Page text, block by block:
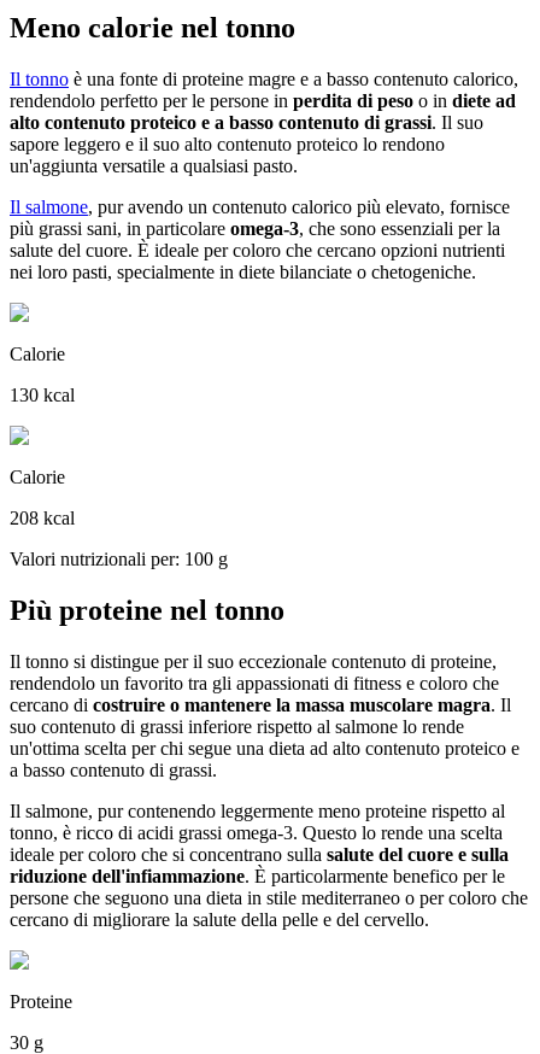
Meno calorie nel tonno
Il tonno è una fonte di proteine magre e a basso contenuto calorico,
rendendolo perfetto per le persone in perdita di peso o in diete ad
alto contenuto proteico e a basso contenuto di grassi. Il suo
sapore leggero e il suo alto contenuto proteico lo rendono
un'aggiunta versatile a qualsiasi pasto.
Il salmone, pur avendo un contenuto calorico più elevato, fornisce
più grassi sani, in particolare omega-3, che sono essenziali per la
salute del cuore. È ideale per coloro che cercano opzioni nutrienti
nei loro pasti, specialmente in diete bilanciate o chetogeniche.
Calorie
130 kcal
Calorie
208 kcal
Valori nutrizionali per: 100 g
Più proteine nel tonno
Il tonno si distingue per il suo eccezionale contenuto di proteine,
rendendolo un favorito tra gli appassionati di fitness e coloro che
cercano di costruire o mantenere la massa muscolare magra. Il
suo contenuto di grassi inferiore rispetto al salmone lo rende
un'ottima scelta per chi segue una dieta ad alto contenuto proteico e
a basso contenuto di grassi.
Il salmone, pur contenendo leggermente meno proteine rispetto al
tonno, è ricco di acidi grassi omega-3. Questo lo rende una scelta
ideale per coloro che si concentrano sulla salute del cuore e sulla
riduzione dell'infiammazione. È particolarmente benefico per le
persone che seguono una dieta in stile mediterraneo o per coloro che
cercano di migliorare la salute della pelle e del cervello.
Proteine
30 g